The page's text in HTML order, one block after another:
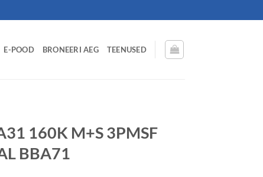
E-POOD BRONEERI AEG TEENUSED
160K M+S 3PMSF
BBA71